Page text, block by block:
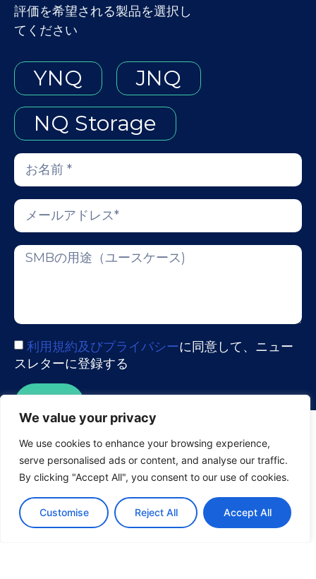
We value your privacy
We use cookies to enhance your browsing experience,
serve personalised ads or content, and analyse our traffic.
By clicking "Accept All", you consent to our use of cookies.
Customise Reject All Accept All
評価を希望される製品を選択し
てください
YNQ
JNQ
NQ Storage
利用規約及びプライバシーに同意して、ニュー
スレターに登録する
Visuality systems uses technical, analytical, marketing, and
other cookies. These files are necessary to ensure smooth
operation of Voltabelting.com site and services and help
us remember you and your settings. For details, please
read ourPrivacy policy
Accept